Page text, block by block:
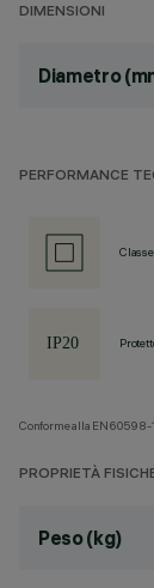
DIMENSIONI
Diametro
PERFORMANCE
Conforme alla EN60598-
PROPRIETÀ
Peso (kg)